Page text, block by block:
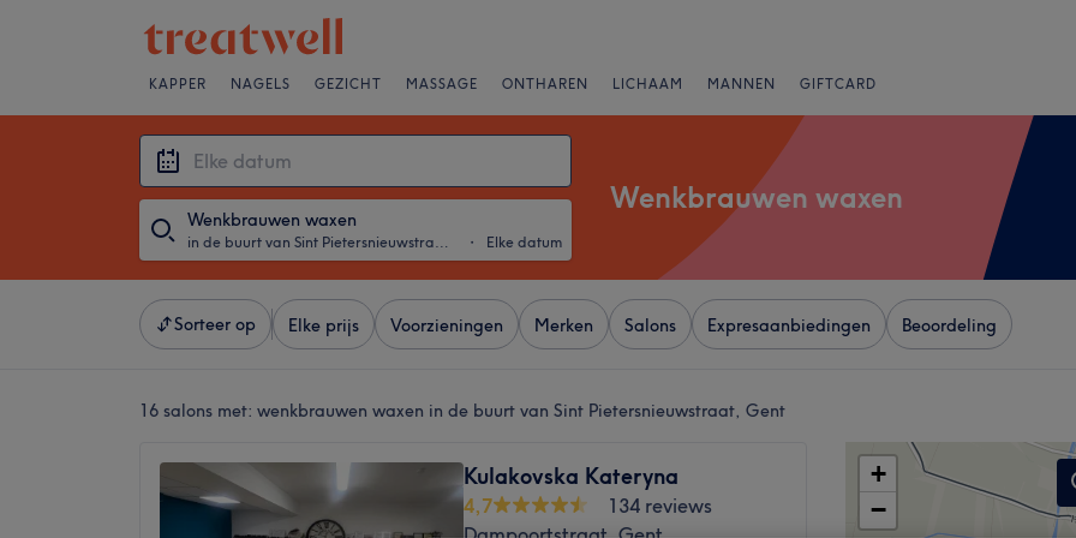
KAPPER NAGELS GEZICHT MASSAGE ONTHAREN LICHAAM MANNEN GIFTCARD
Wenkbrauwen waxen
in de buurt van Sint Pietersnieuwstraat, Gent ・ Elke datum
Wenkbrauwen waxen
Sorteer op Elke prijs Voorzieningen Merken Salons Expresaanbiedingen Beoordeling
16 salons met: wenkbrauwen waxen in de buurt van Sint Pietersnieuwstraat, Gent
Kulakovska Kateryna
4,7
134 reviews
+
−